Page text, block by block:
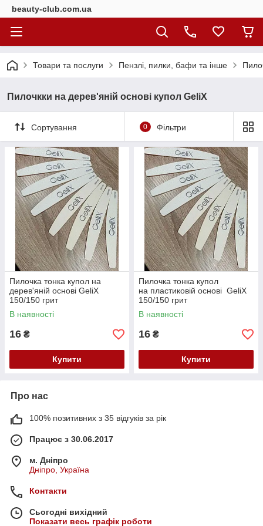
beauty-club.com.ua
Товари та послуги Пензлі, пилки, бафи та інше
Пилочкки на дерев'яній основі купол GeliX
Сортування 0 Фільтри
Пилочка тонка купол на
дерев'яній основі GeliX
150/150 грит
В наявності
16 ₴
Купити
Пилочка тонка купол
на пластиковій основі GeliX
150/150 грит
В наявності
16 ₴
Купити
Про нас
100% позитивних з 35 відгуків за рік
Працює з 30.06.2017
м. Дніпро
Дніпро, Україна
Контакти
Сьогодні вихідний
Показати весь графік роботи